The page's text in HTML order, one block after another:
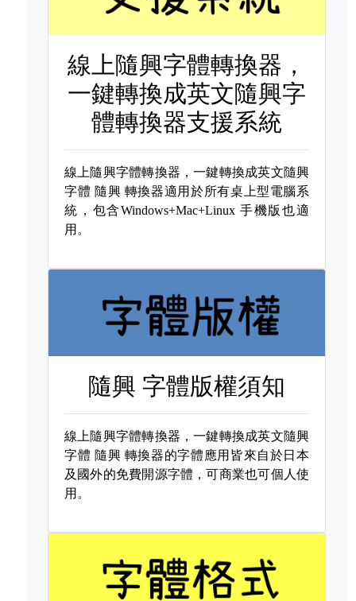
線上隨興字體轉換器，
一鍵轉換成英文隨興字
體轉換器支援系統
線上隨興字體轉換器，一鍵轉換成英文隨興
字體 隨興 轉換器適用於所有桌上型電腦系
統，包含Windows+Mac+Linux 手機版也適
用。
隨興 字體版權須知
線上隨興字體轉換器，一鍵轉換成英文隨興
字體 隨興 轉換器的字體應用皆來自於日本
及國外的免費開源字體，可商業也可個人使
用。